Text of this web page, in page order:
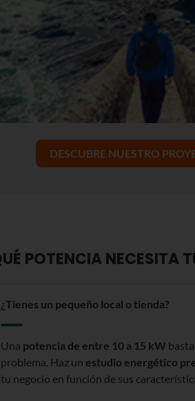
DESCUBRE NUESTRO
POTENCIA NECESITA
¿Tienes un pequeño local o tienda?
Una potencia de entre 10 a 15 kW
problema. Haz un estudio energético
tu negocio en función de sus